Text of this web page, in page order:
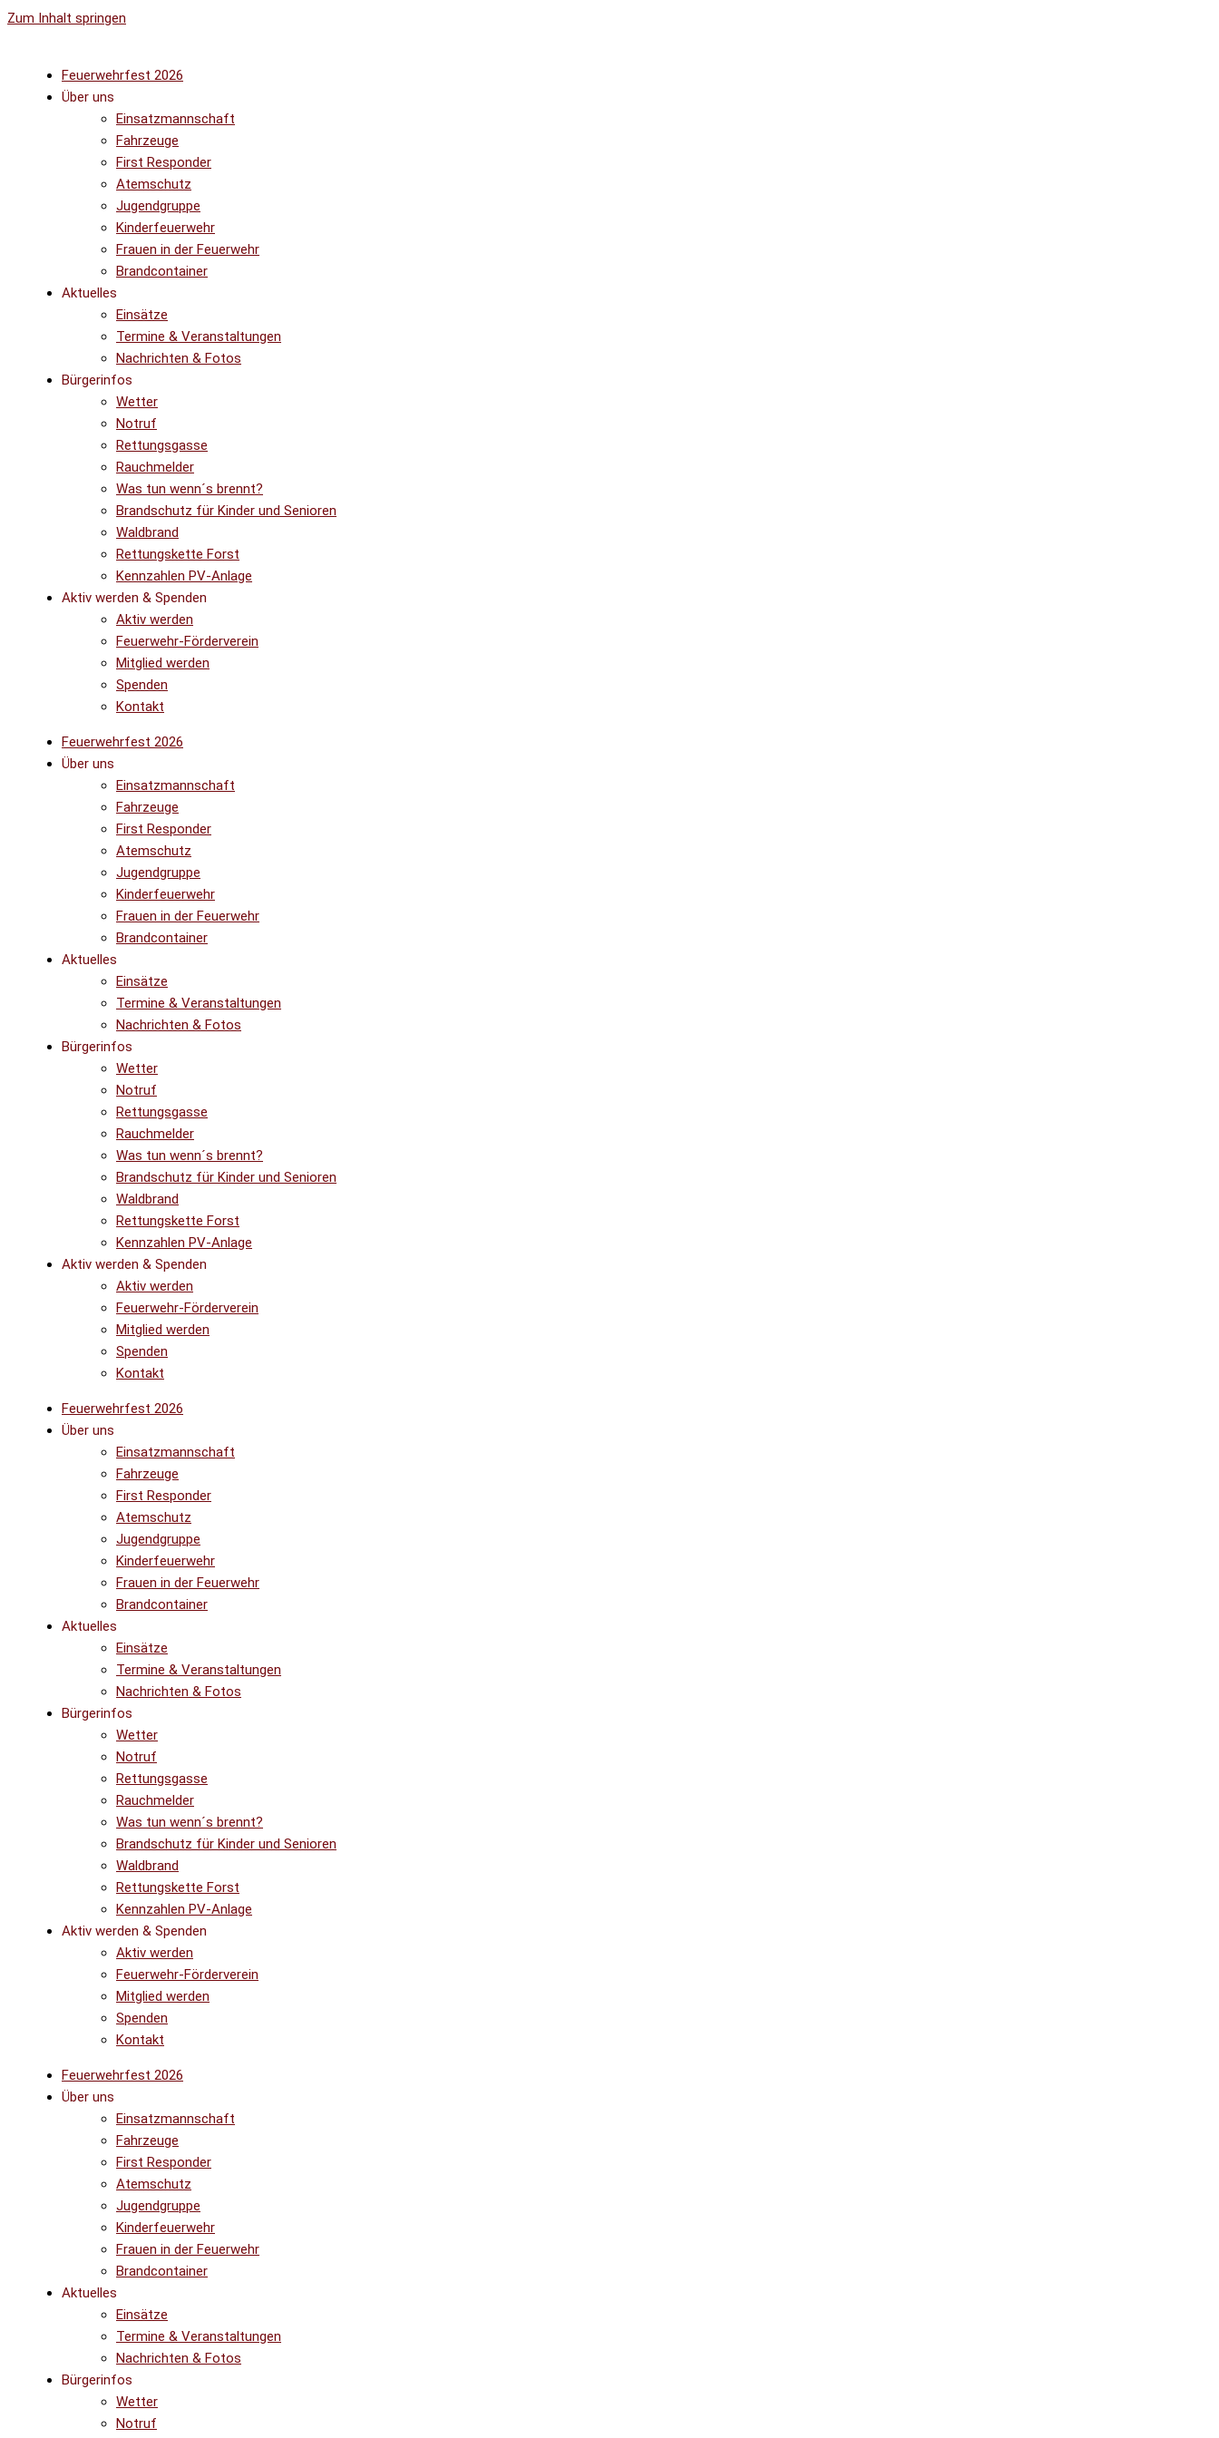
Zum Inhalt springen
Feuerwehrfest 2026
Über uns
Einsatzmannschaft
Fahrzeuge
First Responder
Atemschutz
Jugendgruppe
Kinderfeuerwehr
Frauen in der Feuerwehr
Brandcontainer
Aktuelles
Einsätze
Termine & Veranstaltungen
Nachrichten & Fotos
Bürgerinfos
Wetter
Notruf
Rettungsgasse
Rauchmelder
Was tun wenn´s brennt?
Brandschutz für Kinder und Senioren
Waldbrand
Rettungskette Forst
Kennzahlen PV-Anlage
Aktiv werden & Spenden
Aktiv werden
Feuerwehr-Förderverein
Mitglied werden
Spenden
Kontakt
Feuerwehrfest 2026
Über uns
Einsatzmannschaft
Fahrzeuge
First Responder
Atemschutz
Jugendgruppe
Kinderfeuerwehr
Frauen in der Feuerwehr
Brandcontainer
Aktuelles
Einsätze
Termine & Veranstaltungen
Nachrichten & Fotos
Bürgerinfos
Wetter
Notruf
Rettungsgasse
Rauchmelder
Was tun wenn´s brennt?
Brandschutz für Kinder und Senioren
Waldbrand
Rettungskette Forst
Kennzahlen PV-Anlage
Aktiv werden & Spenden
Aktiv werden
Feuerwehr-Förderverein
Mitglied werden
Spenden
Kontakt
Feuerwehrfest 2026
Über uns
Einsatzmannschaft
Fahrzeuge
First Responder
Atemschutz
Jugendgruppe
Kinderfeuerwehr
Frauen in der Feuerwehr
Brandcontainer
Aktuelles
Einsätze
Termine & Veranstaltungen
Nachrichten & Fotos
Bürgerinfos
Wetter
Notruf
Rettungsgasse
Rauchmelder
Was tun wenn´s brennt?
Brandschutz für Kinder und Senioren
Waldbrand
Rettungskette Forst
Kennzahlen PV-Anlage
Aktiv werden & Spenden
Aktiv werden
Feuerwehr-Förderverein
Mitglied werden
Spenden
Kontakt
Feuerwehrfest 2026
Über uns
Einsatzmannschaft
Fahrzeuge
First Responder
Atemschutz
Jugendgruppe
Kinderfeuerwehr
Frauen in der Feuerwehr
Brandcontainer
Aktuelles
Einsätze
Termine & Veranstaltungen
Nachrichten & Fotos
Bürgerinfos
Wetter
Notruf